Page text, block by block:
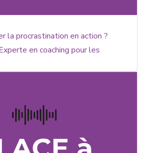
la procrastination en action ?
en coaching pour les